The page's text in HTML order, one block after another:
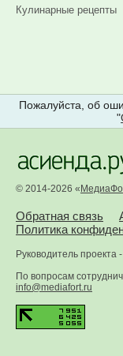
Кулинарные рецепты
Пожалуйста, об
"
© 2014-2026 «
Обратная связь
Политика
Руководитель проекта -
По вопросам
info@mediafort.ru